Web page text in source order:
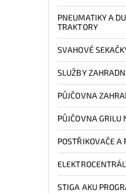
PNEUMATIKY A
TRAKTORY
SVAHOVÉ
SLUŽBY
PŮJČOVNA
PŮJČOVNA
POSTŘIKOVAČE A
STIGA AKU